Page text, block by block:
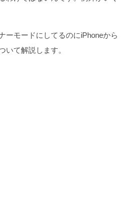
ーモードにしてるのにiPhoneから
いて解説します。